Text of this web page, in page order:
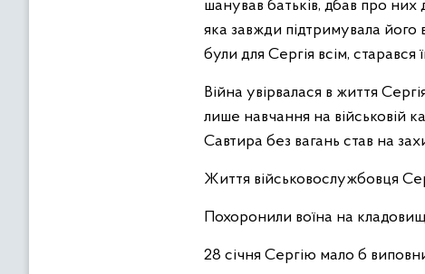
шанував батьків, дбав про
яка завжди підтримувала його
були для Сергія всім,
Війна увірвалася в життя
лише навчання на військовій
Савтира без вагань став на
Життя військовослужбовця
Похоронили воїна на
28 січня Сергію мало б